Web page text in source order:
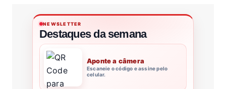
NEWSLETTER
Destaques da semana
Aponte a câmera
Escaneie o código e assine pelo
celular.